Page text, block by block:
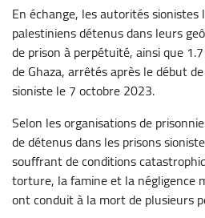
En échange, les autorités
palestiniens détenus dans leurs
de prison à perpétuité, ainsi que
de Ghaza, arrêtés après le début
sioniste le 7 octobre 2023.
Selon les organisations de
de détenus dans les prisons
souffrant de conditions
torture, la famine et la négligence
ont conduit à la mort de plusieurs